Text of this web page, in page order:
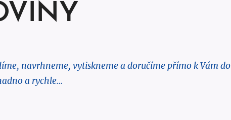
navrhneme, vytiskneme a doručíme přímo k Vám do
a rychle...